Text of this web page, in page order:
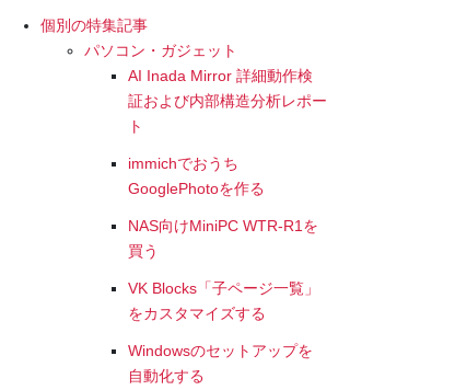
個別の特集記事
パソコン・ガジェット
AI Inada Mirror 詳細動作検
証および内部構造分析レポー
ト
immichでおうち
GooglePhotoを作る
NAS向けMiniPC WTR-R1を
買う
VK Blocks「子ページ一覧」
をカスタマイズする
Windowsのセットアップを
自動化する